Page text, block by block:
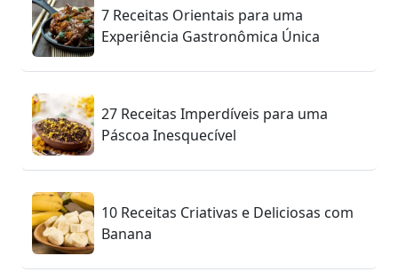
7 Receitas Orientais para uma
Experiência Gastronômica Única
27 Receitas Imperdíveis para uma
Páscoa Inesquecível
10 Receitas Criativas e Deliciosas com
Banana